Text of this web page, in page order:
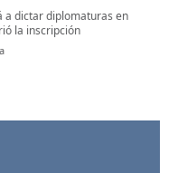
a dictar diplomaturas en
la inscripción